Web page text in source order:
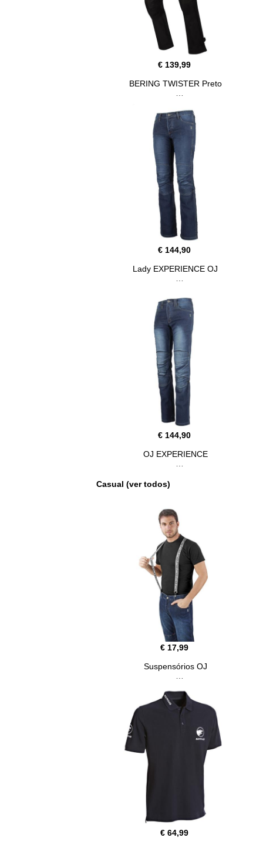
€ 139,99
BERING TWISTER Preto
€ 144,90
Lady EXPERIENCE OJ
€ 144,90
OJ EXPERIENCE
Casual (ver todos)
€ 17,99
Suspensórios OJ
€ 64,99